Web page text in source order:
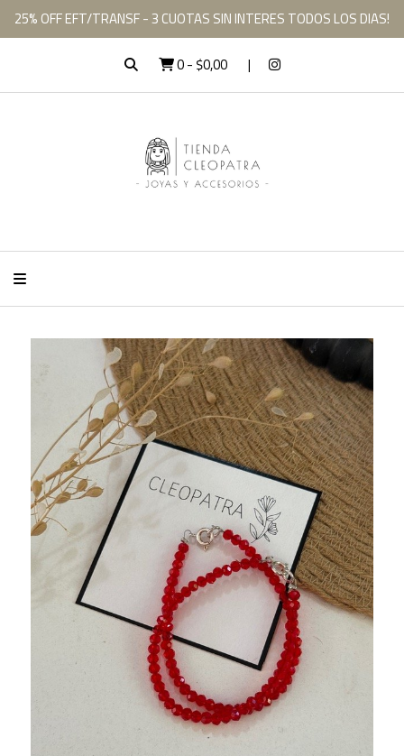
25% OFF EFT/TRANSF - 3 CUOTAS SIN INTERES TODOS LOS DIAS!
0-$0,00